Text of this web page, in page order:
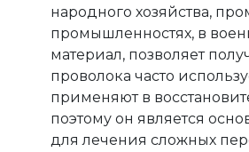
народного хозяйства,
промышленностях, в
материал, позволяет
проволока часто
применяют в
поэтому он является
для лечения сложных